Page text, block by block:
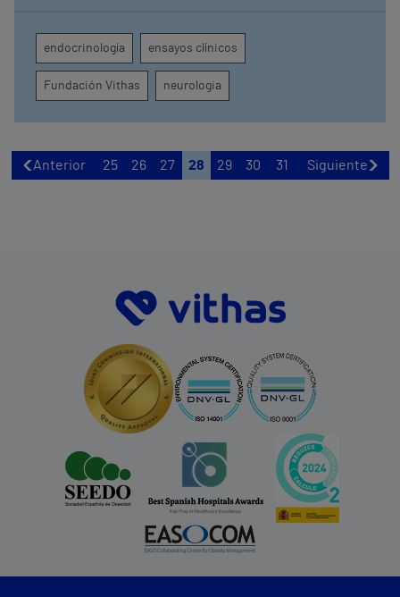
que 21 se desarrollan en el hospital sevillano
endocrinología ensayos clínicos
Fundación Vithas neurologia
Anterior 25 26 27 28 29 30 31 Siguiente